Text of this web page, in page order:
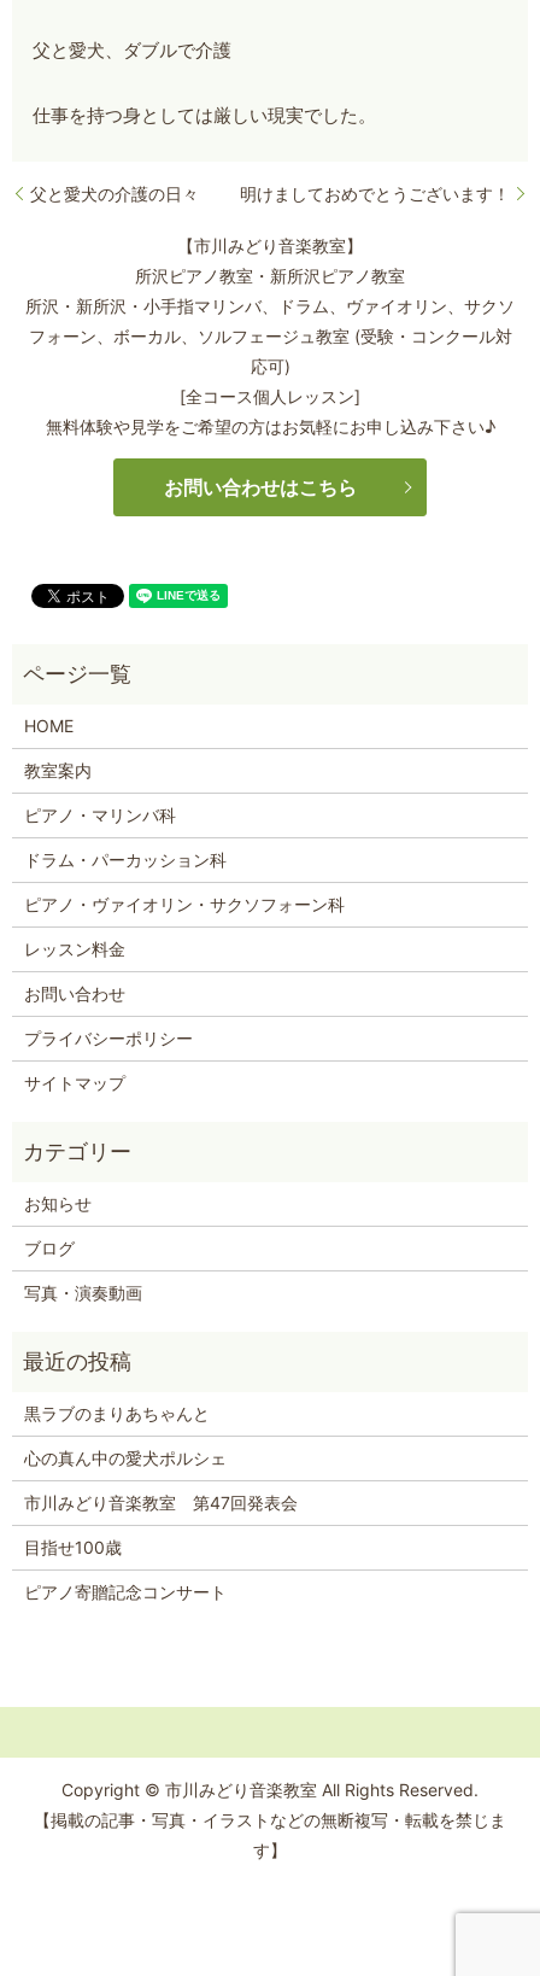
父と愛犬、ダブルで介護
仕事を持つ身としては厳しい現実でした。
父と愛犬の介護の日々 明けましておめでとうございます！
【市川みどり音楽教室】
所沢ピアノ教室・新所沢ピアノ教室
所沢・新所沢・小手指マリンバ、ドラム、ヴァイオリン、サクソ
フォーン、 ボーカル、ソルフェージュ教室 (受験・コンクール対
応可)
[全コース個人レッスン]
無料体験や見学をご希望の方はお気軽にお申し込み下さい♪
お問い合わせはこちら
HOME
教室案内
ピアノ・マリンバ科
ドラム・パーカッション科
ピアノ・ヴァイオリン・サクソフォーン科
レッスン料金
お問い合わせ
プライバシーポリシー
サイトマップ
お知らせ
ブログ
写真・演奏動画
黒ラブのまりあちゃんと
心の真ん中の愛犬ポルシェ
市川みどり音楽教室 第47回発表会
目指せ100歳
ピアノ寄贈記念コンサート
Copyright © 市川みどり音楽教室 All Rights Reserved.
【掲載の記事・写真・イラストなどの無断複写・転載を禁じま
す】